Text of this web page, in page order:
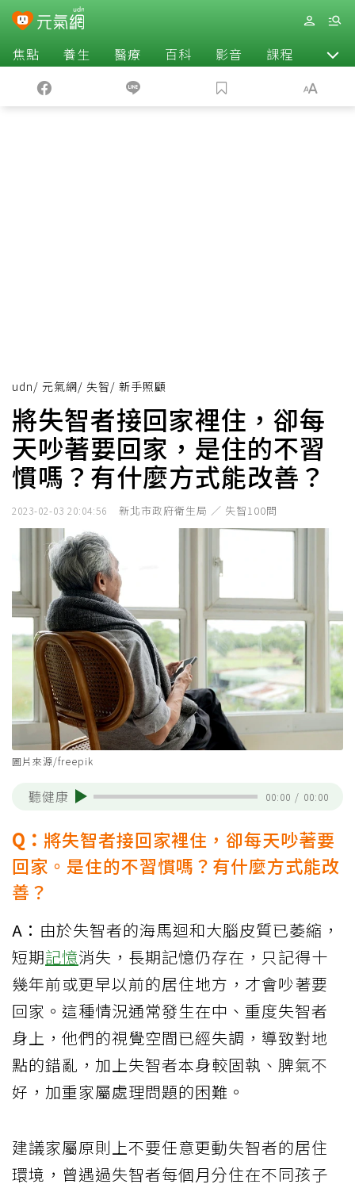
焦點 養生 醫療 百科 影音 課程 退休
udn/ 元氣網/ 失智/ 新手照顧
將失智者接回家裡住，卻每
天吵著要回家，是住的不習
慣嗎？有什麼方式能改善？
2023-02-03 20:04:56 新北市政府衛生局 ／ 失智100問
圖片來源/freepik
聽健康 00:00 / 00:00
Q： 將失智者接回家裡住，卻每天吵著要
回家。是住的不習慣嗎？有什麼方式能改
善？
A： 由於失智者的海馬迴和大腦皮質已萎縮，
短期記憶消失，長期記憶仍存在，只記得十
幾年前或更早以前的居住地方，才會吵著要
回家。這種情況通常發生在中、重度失智者
身上，他們的視覺空間已經失調，導致對地
點的錯亂，加上失智者本身較固執、脾氣不
好，加重家屬處理問題的困難。
建議家屬原則上不要任意更動失智者的居住
環境，曾遇過失智者每個月分住在不同孩子